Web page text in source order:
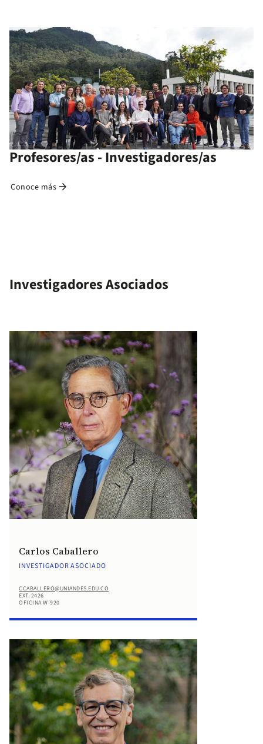
Profesores/as - Investigadores/as
Conoce más arrow_forward
Investigadores Asociados
Carlos Caballero
INVESTIGADOR ASOCIADO
CCABALLERO@UNIANDES.EDU.CO
EXT. 2426
OFICINA W-920